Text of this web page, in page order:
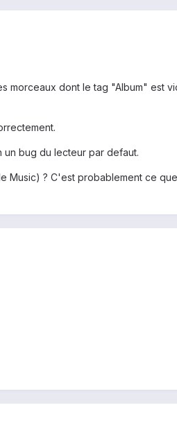
morceaux dont le tag "Album" est
bug du lecteur par defaut.
Music) ? C'est probablement ce